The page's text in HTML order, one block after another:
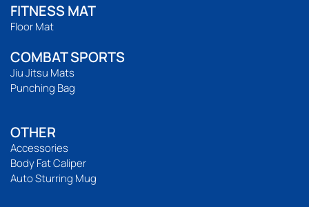
FITNESS MAT
Floor Mat
COMBAT SPORTS
Jiu Jitsu Mats
Punching Bag
OTHER
Accessories
Body Fat Caliper
Auto Sturring Mug